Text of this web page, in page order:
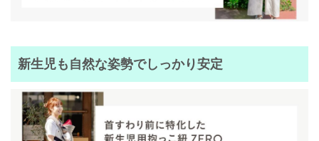
新生児も自然な姿勢でしっかり安定